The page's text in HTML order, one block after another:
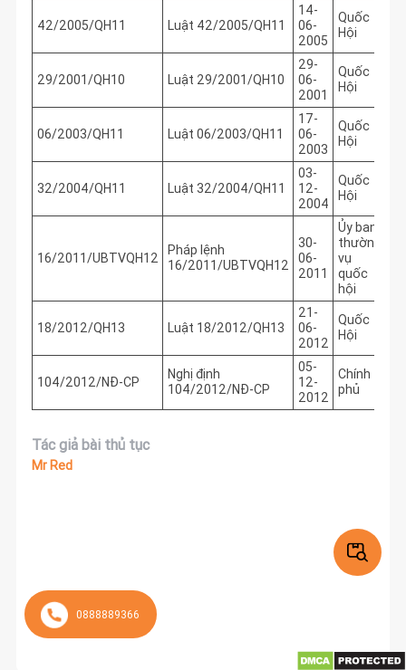
0888889366
42/2005/QH11 Luật 42/2005/QH11
14-
06-
2005
Quốc
Hội
29/2001/QH10 Luật 29/2001/QH10
29-
06-
2001
Quốc
Hội
06/2003/QH11 Luật 06/2003/QH11
17-
06-
2003
Quốc
Hội
32/2004/QH11 Luật 32/2004/QH11
03-
12-
2004
Quốc
Hội
16/2011/UBTVQH12
Pháp lệnh
16/2011/UBTVQH12
30-
06-
2011
Ủy ban
thường
vụ
quốc
hội
18/2012/QH13 Luật 18/2012/QH13
21-
06-
2012
Quốc
Hội
104/2012/NĐ-CP
Nghị định
104/2012/NĐ-CP
05-
12-
2012
Chính
phủ
Tác giả bài thủ tục
Mr Red